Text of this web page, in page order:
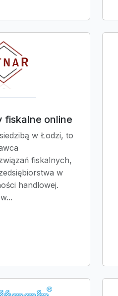
fiskalne online
w Łodzi, to
fiskalnych,
w
handlowej.